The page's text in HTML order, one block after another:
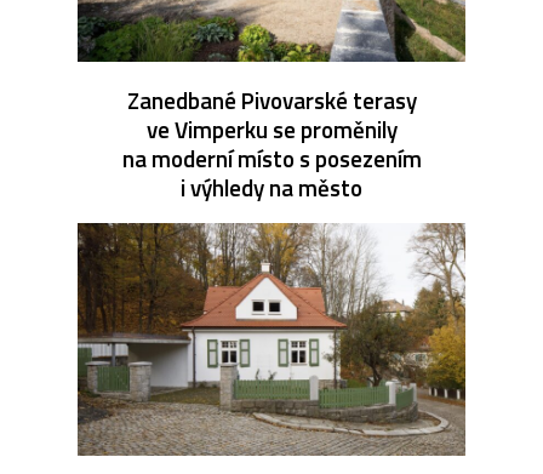
Zanedbané Pivovarské terasy
ve Vimperku se proměnily
na moderní místo s posezením
i výhledy na město